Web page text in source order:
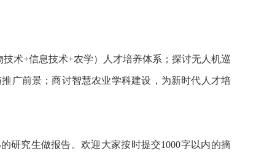
术+信息技术+农学）人才培养体系；探讨无人机巡
广前景；商讨智慧农业学科建设，为新时代人才培
研究生做报告。欢迎大家按时提交1000字以内的摘